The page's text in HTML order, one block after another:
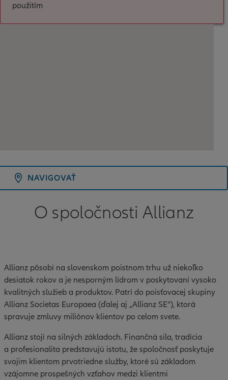
použitím
NAVIGOVAŤ
O spoločnosti Allianz
Allianz pôsobí na slovenskom poistnom trhu už niekoľko
desiatok rokov a je nesporným lídrom v poskytovaní vysoko
kvalitných služieb a produktov. Patrí do poisťovacej skupiny
Allianz Societas Europaea (ďalej aj „Allianz SE“), ktorá
spravuje zmluvy miliónov klientov po celom svete.
Allianz stojí na silných základoch. Finančná sila, tradícia
a profesionalita predstavujú istotu, že spoločnosť poskytuje
svojim klientom prvotriedne služby, ktoré sú základom
vzájomne prospešných vzťahov medzi klientmi